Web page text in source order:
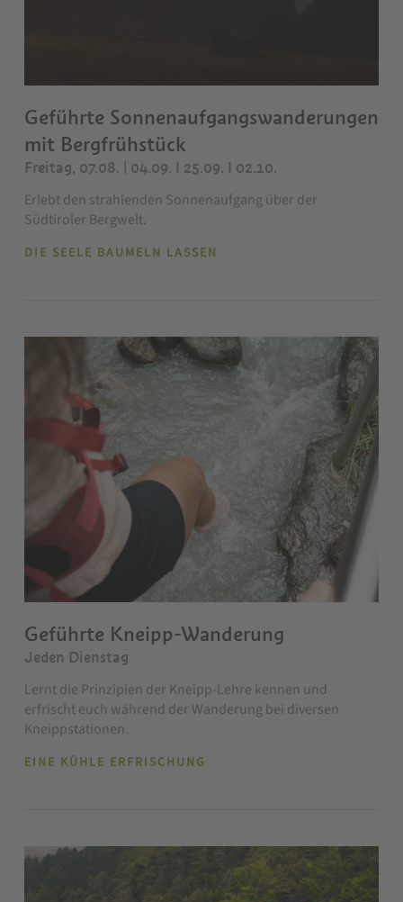
Geführte Sonnenaufgangswanderungen
mit Bergfrühstück
Freitag, 07.08. | 04.09. I 25.09. I 02.10.
Erlebt den strahlenden Sonnenaufgang über der
Südtiroler Bergwelt.
DIE SEELE BAUMELN LASSEN
Geführte Kneipp-Wanderung
Jeden Dienstag
Lernt die Prinzipien der Kneipp-Lehre kennen und
erfrischt euch während der Wanderung bei diversen
Kneippstationen.
EINE KÜHLE ERFRISCHUNG